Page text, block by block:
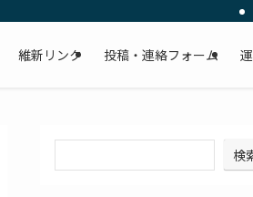
維新リンク 投稿・連絡フォーム
検